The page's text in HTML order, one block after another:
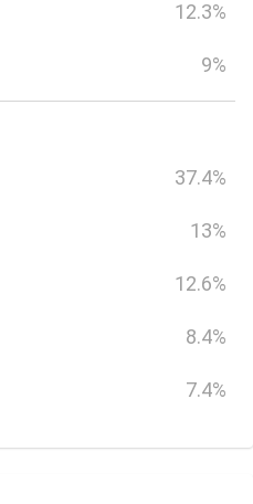
12.3%
9%
37.4%
13%
12.6%
8.4%
7.4%